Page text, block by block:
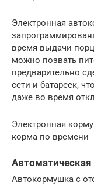
Электронная
время выдачи
можно позвать
предварительно
сети и батареек,
даже во время
Электронная
корма по времени
Автокормушка с